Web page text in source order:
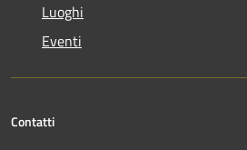
Luoghi
Eventi
Contatti